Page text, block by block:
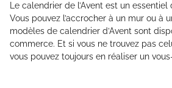
Le calendrier de l’Avent est un essentiel
Vous pouvez l’accrocher à un mur ou à
modèles de calendrier d’Avent sont
commerce. Et si vous ne trouvez pas
vous pouvez toujours en réaliser un